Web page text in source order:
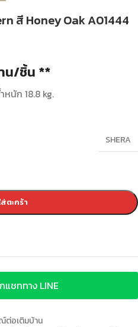
สี Honey Oak A01444
น/ชิ้น **
หนัก 18.8 kg.
SHERA
ตะกร้า
ชททาง LINE
ต่อเติมบ้าน